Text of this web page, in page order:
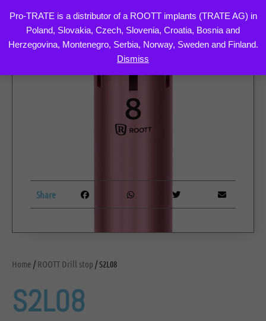
Pro-TRATE is a distributor of a ROOTT implants (TRATE AG) in
Poland, Slovakia, Czech, Slovenia, Croatia, Bosnia and
Herzegovina, Montenegro, Serbia, Norway, Sweden and Finland.
Dismiss
to
Home /ROOTT Drill stop / S2L08
S2L08
Share